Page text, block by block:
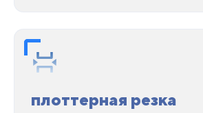
плоттерная резка